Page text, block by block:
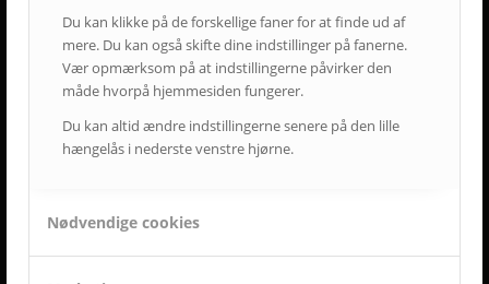
Du kan klikke på de forskellige faner for at finde ud af
mere. Du kan også skifte dine indstillinger på fanerne.
Vær opmærksom på at indstillingerne påvirker den
måde hvorpå hjemmesiden fungerer.
Du kan altid ændre indstillingerne senere på den lille
hængelås i nederste venstre hjørne.
Nødvendige cookies
ET LILLE UDSNIT AF SUCCESFULDE LØSNINGER
OG TILFREDSE AVC KUNDER